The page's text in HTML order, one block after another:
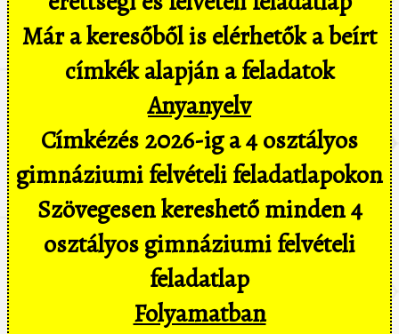
Már a keresőből is elérhetők a beírt
címkék alapján a feladatok
Anyanyelv
Címkézés 2026-ig a 4 osztályos
gimnáziumi felvételi feladatlapokon
Szövegesen kereshető minden 4
osztályos gimnáziumi felvételi
feladatlap
Folyamatban